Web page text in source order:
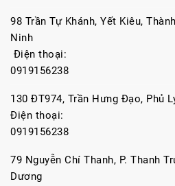
98 Trần Tự Khánh, Yết Kiêu,
Ninh
Điện thoại:
0919156238
130 ĐT974, Trần Hưng Đạo, Phủ
Điện thoại:
0919156238
79 Nguyễn Chí Thanh, P. Thanh
Dương